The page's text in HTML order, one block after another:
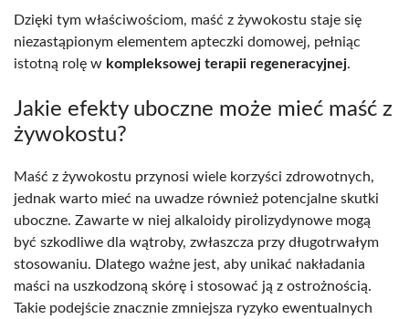
Dzięki tym właściwościom, maść z żywokostu staje się
niezastąpionym elementem apteczki domowej, pełniąc
istotną rolę w kompleksowej terapii regeneracyjnej.
Jakie efekty uboczne może mieć maść z
żywokostu?
Maść z żywokostu przynosi wiele korzyści zdrowotnych,
jednak warto mieć na uwadze również potencjalne skutki
uboczne. Zawarte w niej alkaloidy pirolizydynowe mogą
być szkodliwe dla wątroby, zwłaszcza przy długotrwałym
stosowaniu. Dlatego ważne jest, aby unikać nakładania
maści na uszkodzoną skórę i stosować ją z ostrożnością.
Takie podejście znacznie zmniejsza ryzyko ewentualnych